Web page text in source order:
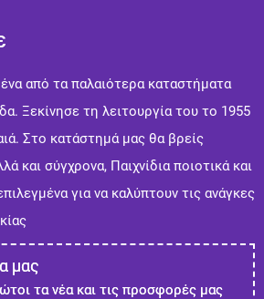
από τα παλαιότερα καταστήματα
Ξεκίνησε τη λειτουργία του το 1955
Στo κατάστημά μας θα βρείς
και σύγχρονα, Παιχνίδια ποιοτικά και
για να καλύπτουν τις ανάγκες
μας
τα νέα και τις προσφορές μας